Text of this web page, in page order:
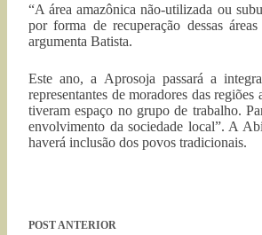
“A área amazônica não-utilizada ou
por forma de recuperação dessas
argumenta Batista.
Este ano, a Aprosoja passará a
representantes de moradores das
tiveram espaço no grupo de trabalho.
envolvimento da sociedade local”. A
haverá inclusão dos povos tradicionais.
POSTANTERIOR